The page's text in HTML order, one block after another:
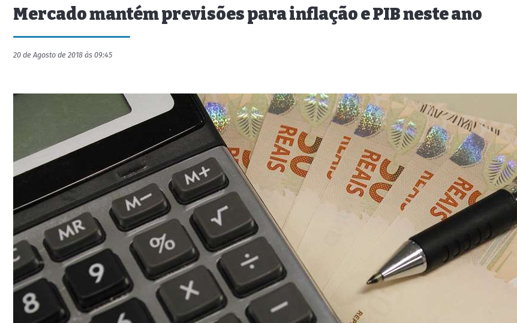
Mercado mantém previsões para inflação e PIB neste ano
20 de Agosto de 2018 às 09:45